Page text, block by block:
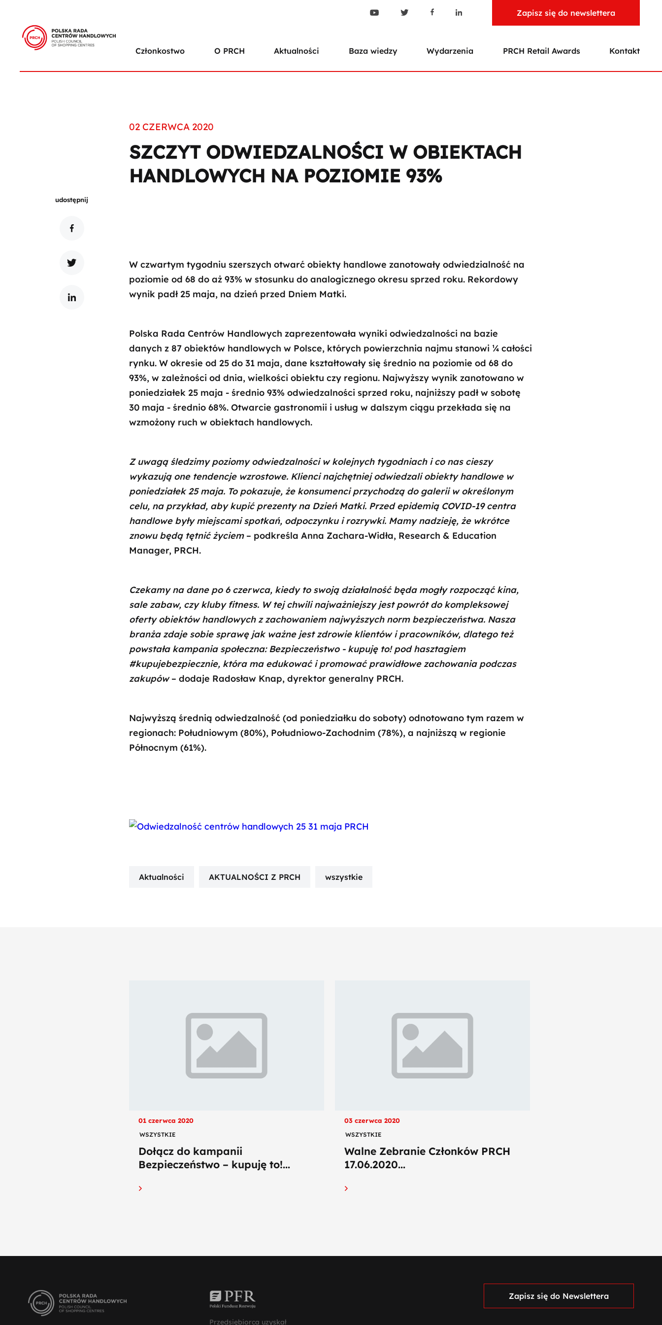
Zapisz się do newslettera
Członkostwo O PRCH Aktualności Baza wiedzy Wydarzenia PRCH Retail Awards Kontakt
02 CZERWCA 2020
SZCZYT ODWIEDZALNOŚCI W OBIEKTACH
HANDLOWYCH NA POZIOMIE 93%
udostępnij
W czwartym tygodniu szerszych otwarć obiekty handlowe zanotowały odwiedzialność na
poziomie od 68 do aż 93% w stosunku do analogicznego okresu sprzed roku. Rekordowy
wynik padł 25 maja, na dzień przed Dniem Matki.
Polska Rada Centrów Handlowych zaprezentowała wyniki odwiedzalności na bazie
danych z 87 obiektów handlowych w Polsce, których powierzchnia najmu stanowi ¼ całości
rynku. W okresie od 25 do 31 maja, dane kształtowały się średnio na poziomie od 68 do
93%, w zależności od dnia, wielkości obiektu czy regionu. Najwyższy wynik zanotowano w
poniedziałek 25 maja - średnio 93% odwiedzalności sprzed roku, najniższy padł w sobotę
30 maja - średnio 68%. Otwarcie gastronomii i usług w dalszym ciągu przekłada się na
wzmożony ruch w obiektach handlowych.
Z uwagą śledzimy poziomy odwiedzalności w kolejnych tygodniach i co nas cieszy
wykazują one tendencje wzrostowe. Klienci najchętniej odwiedzali obiekty handlowe w
poniedziałek 25 maja. To pokazuje, że konsumenci przychodzą do galerii w określonym
celu, na przykład, aby kupić prezenty na Dzień Matki. Przed epidemią COVID-19 centra
handlowe były miejscami spotkań, odpoczynku i rozrywki. Mamy nadzieję, że wkrótce
znowu będą tętnić życiem– podkreśla Anna Zachara-Widła, Research & Education
Manager, PRCH.
Czekamy na dane po 6 czerwca, kiedy to swoją działalność będa mogły rozpocząć kina,
sale zabaw, czy kluby fitness. W tej chwili najważniejszy jest powrót do kompleksowej
oferty obiektów handlowych z zachowaniem najwyższych norm bezpieczeństwa. Nasza
branża zdaje sobie sprawę jak ważne jest zdrowie klientów i pracowników, dlatego też
powstała kampania społeczna: Bezpieczeństwo - kupuję to! pod hasztagiem
#kupujebezpiecznie, która ma edukować i promować prawidłowe zachowania podczas
zakupów– dodaje Radosław Knap, dyrektor generalny PRCH.
Najwyższą średnią odwiedzalność (od poniedziałku do soboty) odnotowano tym razem w
regionach: Południowym (80%), Południowo-Zachodnim (78%), a najniższą w regionie
Północnym (61%).
Aktualności AKTUALNOŚCI Z PRCH wszystkie
01 czerwca 2020
WSZYSTKIE
Dołącz do kampanii
Bezpieczeństwo – kupuję to!...
03 czerwca 2020
WSZYSTKIE
Walne Zebranie Członków PRCH
17.06.2020...
Przedsiębiorca uzyskał
Zapisz się do Newslettera